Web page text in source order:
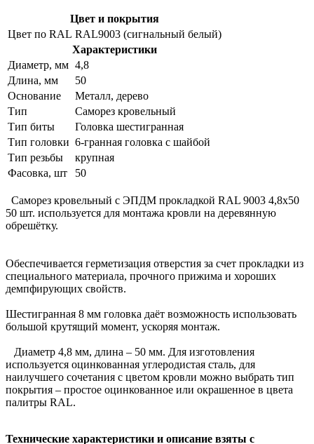
Цвет и покрытия
Цвет по RAL RAL9003 (сигнальный белый)
Характеристики
Диаметр, мм 4,8
Длина, мм
50
Основание
Металл, дерево
Тип
Саморез кровельный
Тип биты
Головка шестигранная
Тип головки 6-гранная головка с шайбой
Тип резьбы
крупная
Фасовка, шт
50
Саморез кровельный с ЭПДМ прокладкой RAL 9003 4,8х50
50 шт. используется для монтажа кровли на деревянную
обрешётку.
Обеспечивается герметизация отверстия за счет прокладки из
специального материала, прочного прижима и хороших
демпфирующих свойств.
Шестигранная 8 мм головка даёт возможность использовать
большой крутящий момент, ускоряя монтаж.
Диаметр 4,8 мм, длина – 50 мм. Для изготовления
используется оцинкованная углеродистая сталь, для
наилучшего сочетания с цветом кровли можно выбрать тип
покрытия – простое оцинкованное или окрашенное в цвета
палитры RAL.
Технические характеристики и описание взяты с